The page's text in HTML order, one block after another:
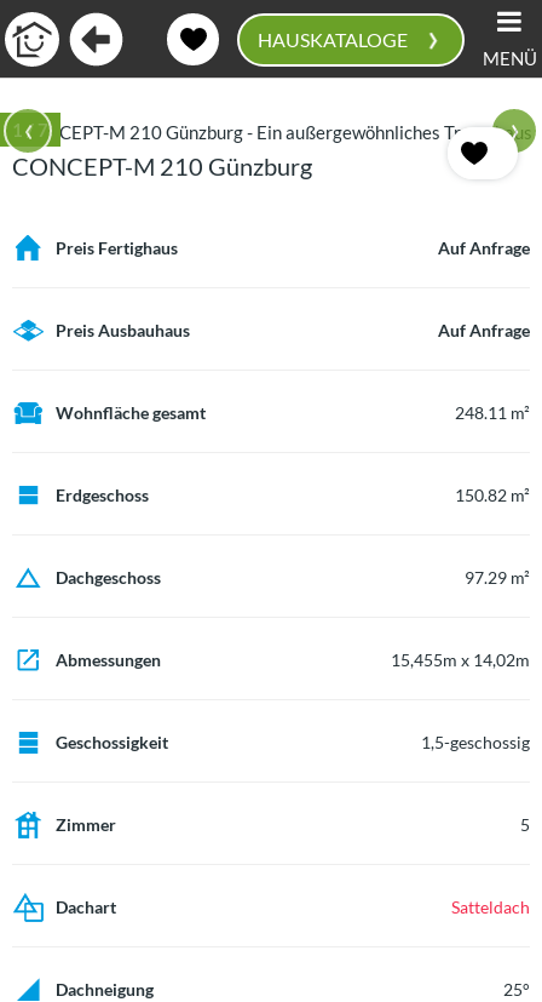
HAUSKATALOGE › MENÜ
1 / 7
‹ ›
CONCEPT-M 210 Günzburg
Preis Fertighaus Auf Anfrage
Preis Ausbauhaus Auf Anfrage
Wohnfläche gesamt 248.11 m²
Erdgeschoss 150.82 m²
Dachgeschoss 97.29 m²
Abmessungen 15,455m x 14,02m
Geschossigkeit 1,5-geschossig
Zimmer 5
Dachart Satteldach
Dachneigung 25°